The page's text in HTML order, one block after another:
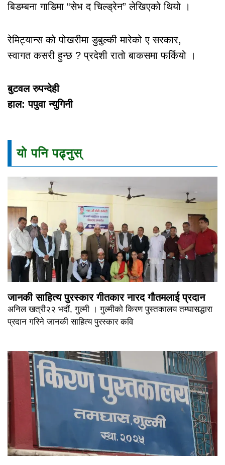
बिडम्बना गाडिमा “सेभ द चिल्ड्रेन” लेखिएको थियो ।
रेमिट्यान्स को पोखरीमा डुबुल्की मारेको ए सरकार,
स्वागत कसरी हुन्छ ? प्रदेशी रातो बाकसमा फर्कियो ।
बुटवल रुपन्देही
हाल: पपुवा न्युगिनी
यो पनि पढ्नुस्
जानकी साहित्य पुरस्कार गीतकार नारद गौतमलाई प्रदान
अनिल खत्री२२ भदौं, गुल्मी । गुल्मीको किरण पुस्तकालय तम्घासद्धारा
प्रदान गरिने जानकी साहित्य पुरस्कार कवि